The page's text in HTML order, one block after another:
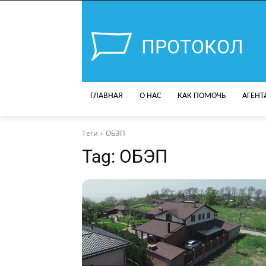
ПРОТОКОЛ
ГЛАВНАЯ О НАС КАК ПОМОЧЬ
Теги ОБЭП
Tag: ОБЭП